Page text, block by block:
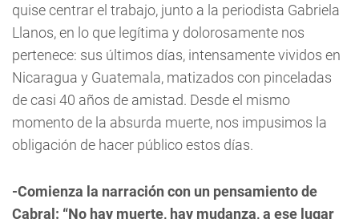
quise centrar el trabajo, junto a la periodista Gabriela
Llanos, en lo que legítima y dolorosamente nos
pertenece: sus últimos días, intensamente vividos en
Nicaragua y Guatemala, matizados con pinceladas
de casi 40 años de amistad. Desde el mismo
momento de la absurda muerte, nos impusimos la
obligación de hacer público estos días.
-Comienza la narración con un pensamiento de
Cabral: “No hay muerte, hay mudanza, a ese lugar